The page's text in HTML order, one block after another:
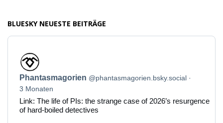
BLUESKY NEUESTE BEITRÄGE
Beitrag
von
Phantasmagorien
auf
Bluesky
ansehen
Phantasmagorien @phantasmagorien.bsky.social
3 Monaten
Link: The life of PIs: the strange case of 2026’s resurgence
of hard-boiled detectives